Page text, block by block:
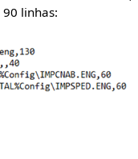
linhas: